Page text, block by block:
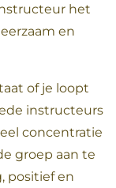
het
en
of je loopt
instructeurs
concentratie
groep aan te
positief en